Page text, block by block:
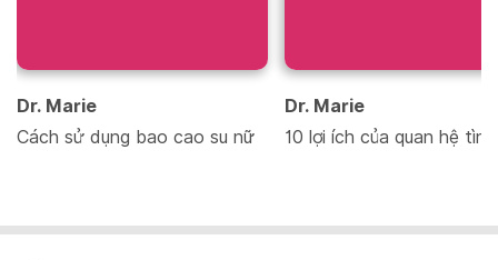
Dr. Marie
Cách sử dụng bao cao su nữ
Dr. Marie
10 lợi ích của quan hệ